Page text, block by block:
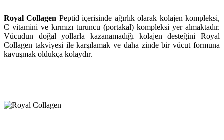
Royal Collagen Peptid içerisinde ağırlık olarak kolajen kompleksi,
C vitamini ve kırmızı turuncu (portakal) kompleksi yer almaktadır.
Vücudun doğal yollarla kazanamadığı kolajen desteğini Royal
Collagen takviyesi ile karşılamak ve daha zinde bir vücut formuna
kavuşmak oldukça kolaydır.